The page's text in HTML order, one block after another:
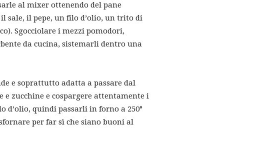
al mixer ottenendo del pane
sale, il pepe, un filo d’olio, un trito di
Sgocciolare i mezzi pomodori,
da cucina, sistemarli dentro una
e soprattutto adatta a passare dal
zucchine e cospargere attentamente i
d’olio, quindi passarli in forno a 250°
per far sì che siano buoni al